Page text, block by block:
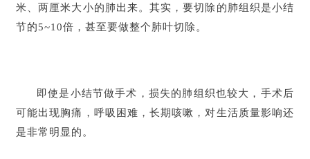
米、两厘米大小的肺出来。其实，要切除的肺组织是小结
节的5~10倍，甚至要做整个肺叶切除。
即使是小结节做手术，损失的肺组织也较大，手术后
可能出现胸痛，呼吸困难，长期咳嗽，对生活质量影响还
是非常明显的。